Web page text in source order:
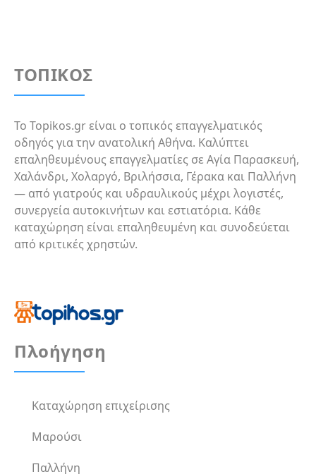
ΤΟΠΙΚΟΣ
Το Topikos.gr είναι ο τοπικός επαγγελματικός
οδηγός για την ανατολική Αθήνα. Καλύπτει
επαληθευμένους επαγγελματίες σε Αγία Παρασκευή,
Χαλάνδρι, Χολαργό, Βριλήσσια, Γέρακα και Παλλήνη
— από γιατρούς και υδραυλικούς μέχρι λογιστές,
συνεργεία αυτοκινήτων και εστιατόρια. Κάθε
καταχώρηση είναι επαληθευμένη και συνοδεύεται
από κριτικές χρηστών.
Πλοήγηση
Καταχώρηση επιχείρισης
Μαρούσι
Παλλήνη